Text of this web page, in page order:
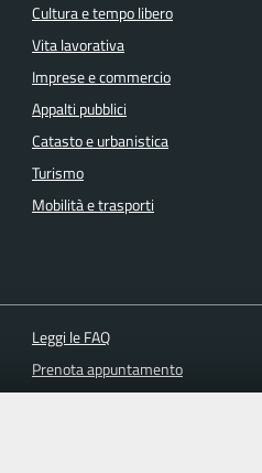
Cultura e tempo libero
Vita lavorativa
Imprese e commercio
Appalti pubblici
Catasto e urbanistica
Turismo
Mobilità e trasporti
Leggi le FAQ
Prenota appuntamento